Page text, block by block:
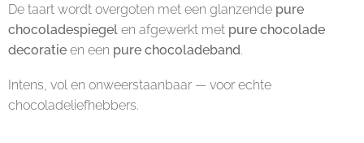
De taart wordt overgoten met een glanzende pure
chocoladespiegel en afgewerkt met pure chocolade
decoratie en een pure chocoladeband.
Intens, vol en onweerstaanbaar — voor echte
chocoladeliefhebbers.